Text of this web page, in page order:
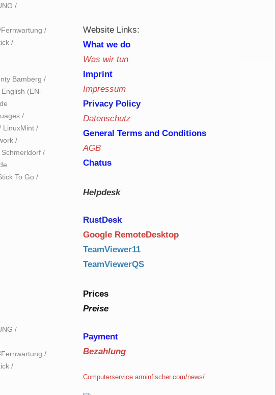
/
/
/
Bamberg /
English (EN-
/
LinuxMint /
/
Schmerldorf /
To Go /
/
/
/
Website Links:
What we do
Was wir tun
Imprint
Impressum
Privacy Policy
Datenschutz
General Terms and Conditions
AGB
Chatus
Helpdesk
RustDesk
Google RemoteDesktop
TeamViewer11
TeamViewerQS
Prices
Preise
Payment
Bezahlung
Computerservice.arminfischer.com/news/